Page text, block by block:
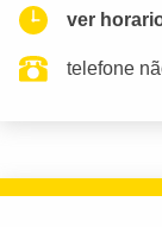
ver
telefone